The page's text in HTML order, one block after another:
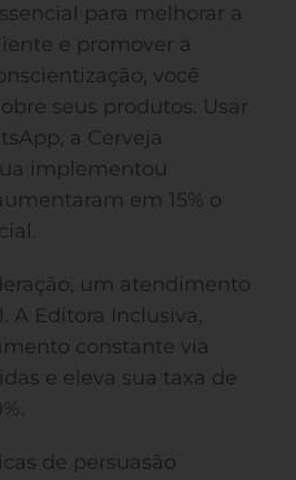
para melhorar a
e promover a
você
seus produtos. Usar
a Cerveja
implementou
em 15% o
um atendimento
A Editora Inclusiva,
constante via
e eleva sua taxa de
de persuasão